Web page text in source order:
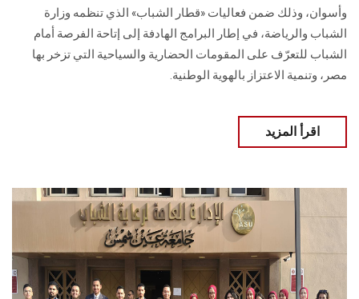
وأسوان، وذلك ضمن فعاليات «قطار الشباب» الذي تنظمه وزارة
الشباب والرياضة، في إطار البرامج الهادفة إلى إتاحة الفرصة أمام
الشباب للتعرّف على المقومات الحضارية والسياحية التي تزخر بها
مصر، وتنمية الاعتزاز بالهوية الوطنية.
اقرأ المزيد